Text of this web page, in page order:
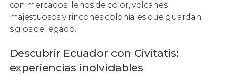
con mercados llenos de color, volcanes
majestuosos y rincones coloniales que guardan
siglos de legado.
Descubrir Ecuador con Civitatis:
experiencias inolvidables